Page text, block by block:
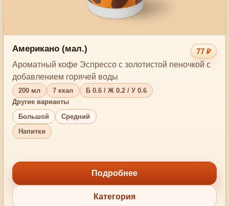
Американо (мал.)
77 ₽
Ароматный кофе Эспрессо с золотистой пеночкой с
добавлением горячей воды
200 мл 7 ккал
Б 0.6 / Ж 0.2 / У 0.6
Другие варианты
Большой
Средний
Напитки
Подробнее
Категория